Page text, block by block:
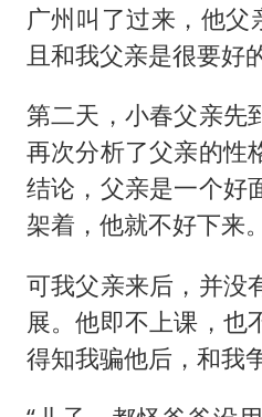
广州叫了过来，他父
且和我父亲是很要好
第二天，小春父亲先
再次分析了父亲的性
结论，父亲是一个好
架着，他就不好下来。
可我父亲来后，并没
展。他即不上课，也
得知我骗他后，和我